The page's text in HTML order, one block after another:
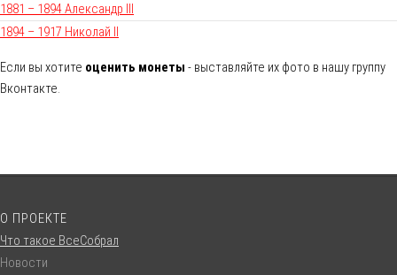
1881 – 1894 Александр III
1894 – 1917 Николай II
Если вы хотите оценить монеты - выставляйте их фото в нашу группу
Вконтакте.
О ПРОЕКТЕ
Что такое ВсеСобрал
Новости